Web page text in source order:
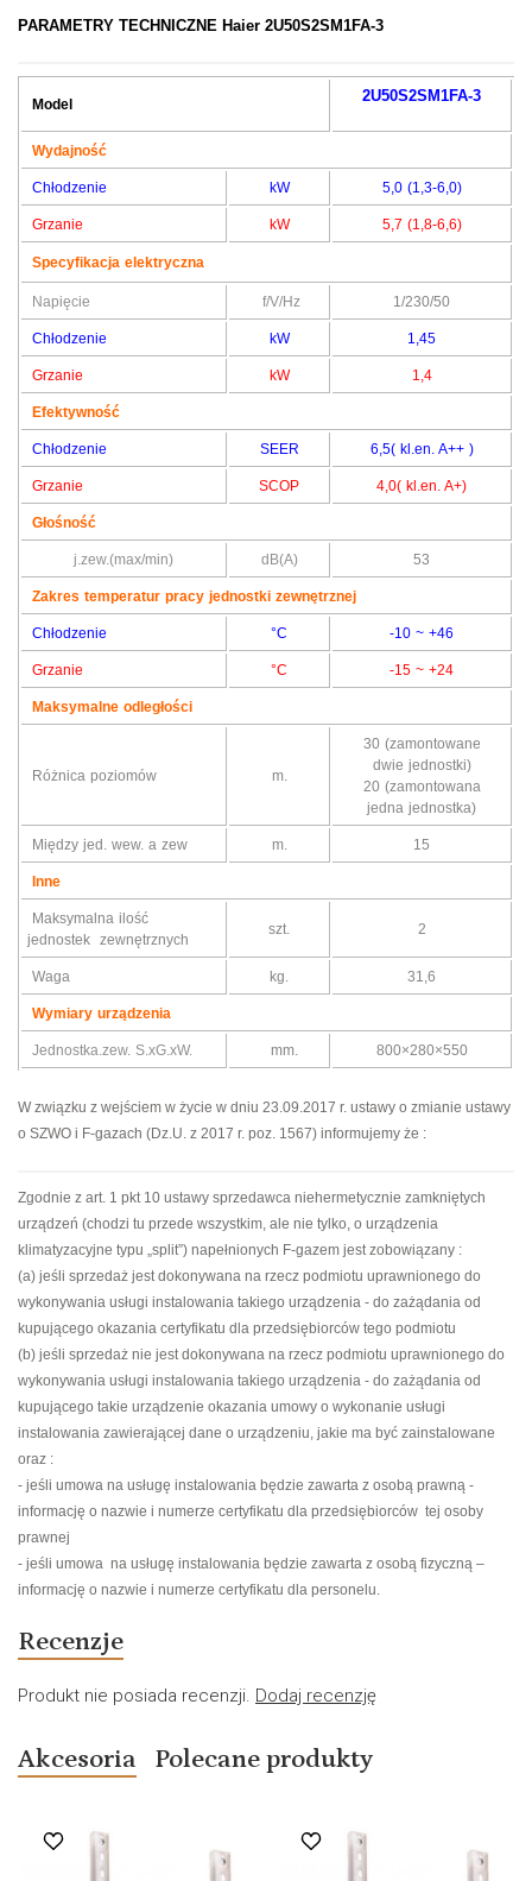
PARAMETRY TECHNICZNE Haier 2U50S2SM1FA-3
Model 2U50S2SM1FA-3
Wydajność
Chłodzenie kW 5,0 (1,3-6,0)
Grzanie kW 5,7 (1,8-6,6)
Specyfikacja elektryczna
Napięcie f/V/Hz 1/230/50
Chłodzenie kW 1,45
Grzanie kW 1,4
Efektywność
Chłodzenie SEER 6,5( kl.en. A++ )
Grzanie SCOP 4,0( kl.en. A+)
Głośność
j.zew.(max/min) dB(A) 53
Zakres temperatur pracy jednostki zewnętrznej
Chłodzenie °C -10 ~ +46
Grzanie °C -15 ~ +24
Maksymalne odległości
Różnica poziomów m.
30 (zamontowane
dwie jednostki)
20 (zamontowana
jedna jednostka)
Między jed. wew. a zew m. 15
Inne
Maksymalna ilość
jednostek zewnętrznych
szt. 2
Waga kg. 31,6
Wymiary urządzenia
Jednostka.zew. S.xG.xW. mm. 800×280×550
W związku z wejściem w życie w dniu 23.09.2017 r. ustawy o zmianie ustawy
o SZWO i F-gazach (Dz.U. z 2017 r. poz. 1567) informujemy że :
Zgodnie z art. 1 pkt 10 ustawy sprzedawca niehermetycznie zamkniętych
urządzeń (chodzi tu przede wszystkim, ale nie tylko, o urządzenia
klimatyzacyjne typu „split”) napełnionych F-gazem jest zobowiązany :
(a) jeśli sprzedaż jest dokonywana na rzecz podmiotu uprawnionego do
wykonywania usługi instalowania takiego urządzenia - do zażądania od
kupującego okazania certyfikatu dla przedsiębiorców tego podmiotu
(b) jeśli sprzedaż nie jest dokonywana na rzecz podmiotu uprawnionego do
wykonywania usługi instalowania takiego urządzenia - do zażądania od
kupującego takie urządzenie okazania umowy o wykonanie usługi
instalowania zawierającej dane o urządzeniu, jakie ma być zainstalowane
oraz :
- jeśli umowa na usługę instalowania będzie zawarta z osobą prawną -
informację o nazwie i numerze certyfikatu dla przedsiębiorców tej osoby
prawnej
- jeśli umowa na usługę instalowania będzie zawarta z osobą fizyczną –
informację o nazwie i numerze certyfikatu dla personelu.
Recenzje
Produkt nie posiada recenzji. Dodaj recenzję
Akcesoria Polecane produkty